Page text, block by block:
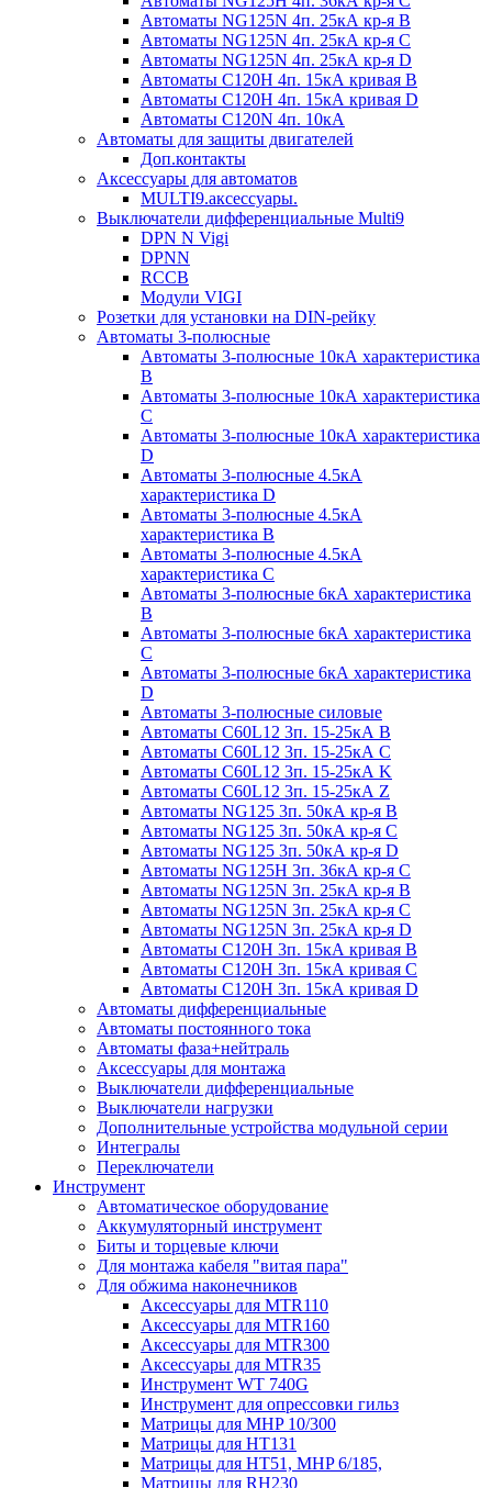
Автоматы NG125N 4п. 25кА кр-я B
Автоматы NG125N 4п. 25кА кр-я C
Автоматы NG125N 4п. 25кА кр-я D
Автоматы С120H 4п. 15кА кривая B
Автоматы С120H 4п. 15кА кривая D
Автоматы С120N 4п. 10кА
Автоматы для защиты двигателей
Доп.контакты
Аксессуары для автоматов
MULTI9.аксессуары.
Выключатели дифференциальные Multi9
DPN N Vigi
DPNN
RCCB
Модули VIGI
Розетки для установки на DIN-рейку
Автоматы 3-полюсные
Автоматы 3-полюсные 10кА характеристика
B
Автоматы 3-полюсные 10кА характеристика
C
Автоматы 3-полюсные 10кА характеристика
D
Автоматы 3-полюсные 4.5кА
характеристика D
Автоматы 3-полюсные 4.5кА
характеристика В
Автоматы 3-полюсные 4.5кА
характеристика С
Автоматы 3-полюсные 6кА характеристика
B
Автоматы 3-полюсные 6кА характеристика
C
Автоматы 3-полюсные 6кА характеристика
D
Автоматы 3-полюсные силовые
Автоматы C60L12 3п. 15-25кА B
Автоматы C60L12 3п. 15-25кА C
Автоматы C60L12 3п. 15-25кА K
Автоматы C60L12 3п. 15-25кА Z
Автоматы NG125 3п. 50кА кр-я B
Автоматы NG125 3п. 50кА кр-я C
Автоматы NG125 3п. 50кА кр-я D
Автоматы NG125H 3п. 36кА кр-я C
Автоматы NG125N 3п. 25кА кр-я B
Автоматы NG125N 3п. 25кА кр-я C
Автоматы NG125N 3п. 25кА кр-я D
Автоматы С120Н 3п. 15кА кривая B
Автоматы С120Н 3п. 15кА кривая C
Автоматы С120Н 3п. 15кА кривая D
Автоматы дифференциальные
Автоматы постоянного тока
Автоматы фаза+нейтраль
Аксессуары для монтажа
Выключатели дифференциальные
Выключатели нагрузки
Дополнительные устройства модульной серии
Интегралы
Переключатели
Инструмент
Автоматическое оборудование
Аккумуляторный инструмент
Биты и торцевые ключи
Для монтажа кабеля "витая пара"
Для обжима наконечников
Аксессуары для MTR110
Аксессуары для MTR160
Аксессуары для MTR300
Аксессуары для MTR35
Инструмент WT 740G
Инструмент для опрессовки гильз
Матрицы для MHP 10/300
Матрицы для НТ131
Матрицы для НТ51, MHP 6/185,
Матрицы для RH230